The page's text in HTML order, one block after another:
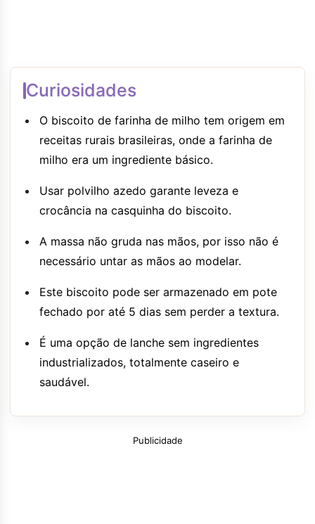
Curiosidades
O biscoito de farinha de milho tem origem em
receitas rurais brasileiras, onde a farinha de
milho era um ingrediente básico.
Usar polvilho azedo garante leveza e
crocância na casquinha do biscoito.
A massa não gruda nas mãos, por isso não é
necessário untar as mãos ao modelar.
Este biscoito pode ser armazenado em pote
fechado por até 5 dias sem perder a textura.
É uma opção de lanche sem ingredientes
industrializados, totalmente caseiro e
saudável.
Publicidade